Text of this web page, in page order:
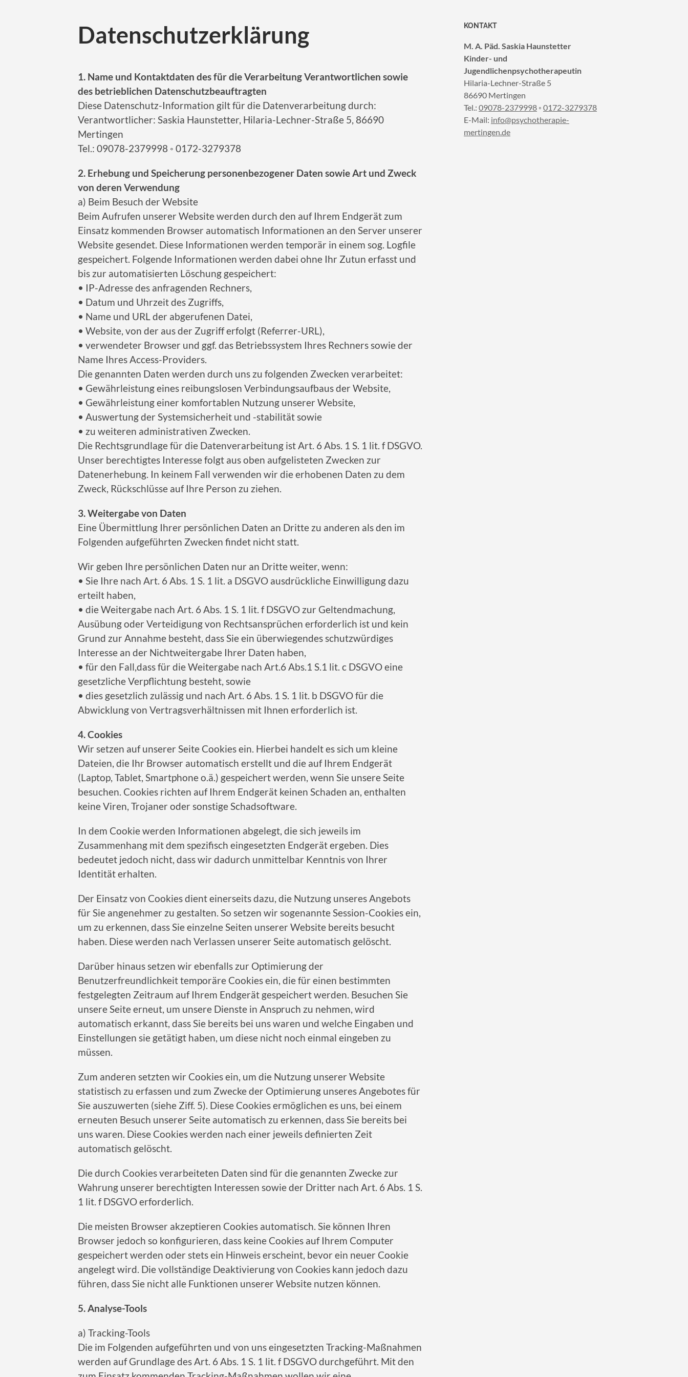
Datenschutzerklärung
1. Name und Kontaktdaten des für die Verarbeitung Verantwortlichen sowie
des betrieblichen Datenschutzbeauftragten
Diese Datenschutz-Information gilt für die Datenverarbeitung durch:
Verantwortlicher: Saskia Haunstetter, Hilaria-Lechner-Straße 5, 86690
Mertingen
Tel.: 09078-2379998 ◦ 0172-3279378
2. Erhebung und Speicherung personenbezogener Daten sowie Art und Zweck
von deren Verwendung
a) Beim Besuch der Website
Beim Aufrufen unserer Website werden durch den auf Ihrem Endgerät zum
Einsatz kommenden Browser automatisch Informationen an den Server unserer
Website gesendet. Diese Informationen werden temporär in einem sog. Logfile
gespeichert. Folgende Informationen werden dabei ohne Ihr Zutun erfasst und
bis zur automatisierten Löschung gespeichert:
• IP-Adresse des anfragenden Rechners,
• Datum und Uhrzeit des Zugriffs,
• Name und URL der abgerufenen Datei,
• Website, von der aus der Zugriff erfolgt (Referrer-URL),
• verwendeter Browser und ggf. das Betriebssystem Ihres Rechners sowie der
Name Ihres Access-Providers.
Die genannten Daten werden durch uns zu folgenden Zwecken verarbeitet:
• Gewährleistung eines reibungslosen Verbindungsaufbaus der Website,
• Gewährleistung einer komfortablen Nutzung unserer Website,
• Auswertung der Systemsicherheit und -stabilität sowie
• zu weiteren administrativen Zwecken.
Die Rechtsgrundlage für die Datenverarbeitung ist Art. 6 Abs. 1 S. 1 lit. f DSGVO.
Unser berechtigtes Interesse folgt aus oben aufgelisteten Zwecken zur
Datenerhebung. In keinem Fall verwenden wir die erhobenen Daten zu dem
Zweck, Rückschlüsse auf Ihre Person zu ziehen.
3. Weitergabe von Daten
Eine Übermittlung Ihrer persönlichen Daten an Dritte zu anderen als den im
Folgenden aufgeführten Zwecken findet nicht statt.
Wir geben Ihre persönlichen Daten nur an Dritte weiter, wenn:
• Sie Ihre nach Art. 6 Abs. 1 S. 1 lit. a DSGVO ausdrückliche Einwilligung dazu
erteilt haben,
• die Weitergabe nach Art. 6 Abs. 1 S. 1 lit. f DSGVO zur Geltendmachung,
Ausübung oder Verteidigung von Rechtsansprüchen erforderlich ist und kein
Grund zur Annahme besteht, dass Sie ein überwiegendes schutzwürdiges
Interesse an der Nichtweitergabe Ihrer Daten haben,
• für den Fall,dass für die Weitergabe nach Art.6 Abs.1 S.1 lit. c DSGVO eine
gesetzliche Verpflichtung besteht, sowie
• dies gesetzlich zulässig und nach Art. 6 Abs. 1 S. 1 lit. b DSGVO für die
Abwicklung von Vertragsverhältnissen mit Ihnen erforderlich ist.
4. Cookies
Wir setzen auf unserer Seite Cookies ein. Hierbei handelt es sich um kleine
Dateien, die Ihr Browser automatisch erstellt und die auf Ihrem Endgerät
(Laptop, Tablet, Smartphone o.ä.) gespeichert werden, wenn Sie unsere Seite
besuchen. Cookies richten auf Ihrem Endgerät keinen Schaden an, enthalten
keine Viren, Trojaner oder sonstige Schadsoftware.
In dem Cookie werden Informationen abgelegt, die sich jeweils im
Zusammenhang mit dem spezifisch eingesetzten Endgerät ergeben. Dies
bedeutet jedoch nicht, dass wir dadurch unmittelbar Kenntnis von Ihrer
Identität erhalten.
Der Einsatz von Cookies dient einerseits dazu, die Nutzung unseres Angebots
für Sie angenehmer zu gestalten. So setzen wir sogenannte Session-Cookies ein,
um zu erkennen, dass Sie einzelne Seiten unserer Website bereits besucht
haben. Diese werden nach Verlassen unserer Seite automatisch gelöscht.
Darüber hinaus setzen wir ebenfalls zur Optimierung der
Benutzerfreundlichkeit temporäre Cookies ein, die für einen bestimmten
festgelegten Zeitraum auf Ihrem Endgerät gespeichert werden. Besuchen Sie
unsere Seite erneut, um unsere Dienste in Anspruch zu nehmen, wird
automatisch erkannt, dass Sie bereits bei uns waren und welche Eingaben und
Einstellungen sie getätigt haben, um diese nicht noch einmal eingeben zu
müssen.
Zum anderen setzten wir Cookies ein, um die Nutzung unserer Website
statistisch zu erfassen und zum Zwecke der Optimierung unseres Angebotes für
Sie auszuwerten (siehe Ziff. 5). Diese Cookies ermöglichen es uns, bei einem
erneuten Besuch unserer Seite automatisch zu erkennen, dass Sie bereits bei
uns waren. Diese Cookies werden nach einer jeweils definierten Zeit
automatisch gelöscht.
Die durch Cookies verarbeiteten Daten sind für die genannten Zwecke zur
Wahrung unserer berechtigten Interessen sowie der Dritter nach Art. 6 Abs. 1 S.
1 lit. f DSGVO erforderlich.
Die meisten Browser akzeptieren Cookies automatisch. Sie können Ihren
Browser jedoch so konfigurieren, dass keine Cookies auf Ihrem Computer
gespeichert werden oder stets ein Hinweis erscheint, bevor ein neuer Cookie
angelegt wird. Die vollständige Deaktivierung von Cookies kann jedoch dazu
führen, dass Sie nicht alle Funktionen unserer Website nutzen können.
5. Analyse-Tools
a) Tracking-Tools
Die im Folgenden aufgeführten und von uns eingesetzten Tracking-Maßnahmen
werden auf Grundlage des Art. 6 Abs. 1 S. 1 lit. f DSGVO durchgeführt. Mit den
KONTAKT
M. A. Päd. Saskia Haunstetter
Kinder- und
Jugendlichenpsychotherapeutin
Hilaria-Lechner-Straße 5
86690 Mertingen
Tel.: 09078-2379998 ◦ 0172-3279378
E-Mail: info@psychotherapie-
mertingen.de